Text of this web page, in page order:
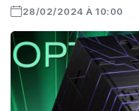
28/02/2024 À 10:00